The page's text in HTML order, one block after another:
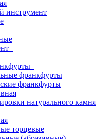
инструмент
франкфурты
франкфурты
натурального камня
торцевые